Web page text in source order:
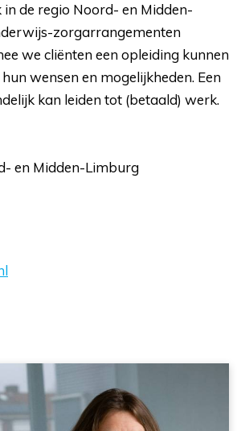
de regio Noord- en Midden-
zorgarrangementen
we cliënten een opleiding kunnen
wensen en mogelijkheden. Een
kan leiden tot (betaald) werk.
en Midden-Limburg